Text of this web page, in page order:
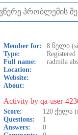
Member for:
8 წელი
Type:
Registered
Full name:
radmila
Location:
Website:
About:
Activity by qa-user-
Score: 120 ქულა
Questions:
1
Answers:
0